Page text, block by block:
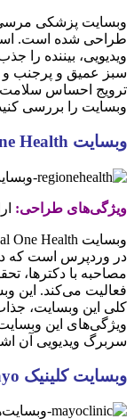
وبسایت پزشکی مرسی
طراحی شده است.
ویدیویی، بیننده را
سبز عمیق و پرجنب و
ترویج احساس سلامت
وبسایت را بررسی
وبسایت Regional One Health
ویژگی‌های طراحی:
وبسایت
در وردپرس است که در
مصاحبه با دکترها،
فعالیت می‌کند. این
کلی این وبسایت،
ویژگی‌های این
سربرگ ویدیویی آن
وبسایت کلینیک Mayo